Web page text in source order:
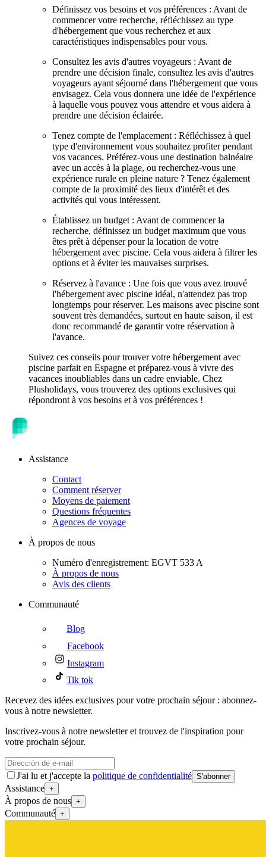
Définissez vos besoins et vos préférences : Avant de
commencer votre recherche, réfléchissez au type
d'hébergement que vous recherchez et aux
caractéristiques indispensables pour vous.
Consultez les avis d'autres voyageurs : Avant de
prendre une décision finale, consultez les avis d'autres
voyageurs ayant séjourné dans l'hébergement que vous
envisagez. Cela vous donnera une idée de l'expérience
à laquelle vous pouvez vous attendre et vous aidera à
prendre une décision éclairée.
Tenez compte de l'emplacement : Réfléchissez à quel
type d'environnement vous souhaitez profiter pendant
vos vacances. Préférez-vous une destination balnéaire
avec un accès à la plage, ou recherchez-vous une
expérience rurale en pleine nature ? Tenez également
compte de la proximité des lieux d'intérêt et des
activités qui vous intéressent.
Établissez un budget : Avant de commencer la
recherche, définissez un budget maximum que vous
êtes prêt à dépenser pour la location de votre
hébergement avec piscine. Cela vous aidera à filtrer les
options et à éviter les mauvaises surprises.
Réservez à l'avance : Une fois que vous avez trouvé
l'hébergement avec piscine idéal, n'attendez pas trop
longtemps pour réserver. Les maisons avec piscine sont
souvent très demandées, surtout en haute saison, il est
donc recommandé de garantir votre réservation à
l'avance.
Suivez ces conseils pour trouver votre hébergement avec
piscine parfait en Espagne et préparez-vous à vivre des
vacances inoubliables dans un cadre enviable. Chez
Plusholidays, vous trouverez des options exclusives qui
répondront à vos besoins et à vos préférences !
Assistance
Contact
Comment réserver
Moyens de paiement
Questions fréquentes
Agences de voyage
À propos de nous
Numéro d'enregistrement: EGVT 533 A
À propos de nous
Avis des clients
Communauté
Blog
Facebook
Instagram
Tik tok
Recevez des idées exclusives pour votre prochain séjour : abonnez-
vous à notre newsletter.
Inscrivez-vous à notre newsletter et trouvez de l'inspiration pour
votre prochain séjour.
J'ai lu et j'accepte la politique de confidentialité S'abonner
Assistance +
À propos de nous +
Communauté +